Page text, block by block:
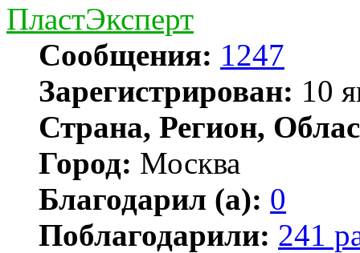
ПластЭксперт
Сообщения: 1247
Зарегистрирован: 10
Страна, Регион,
Город: Москва
Благодарил (а): 0
Поблагодарили: 241